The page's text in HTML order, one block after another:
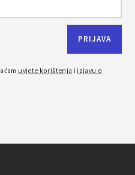
uvjete korištenja i izjavu o